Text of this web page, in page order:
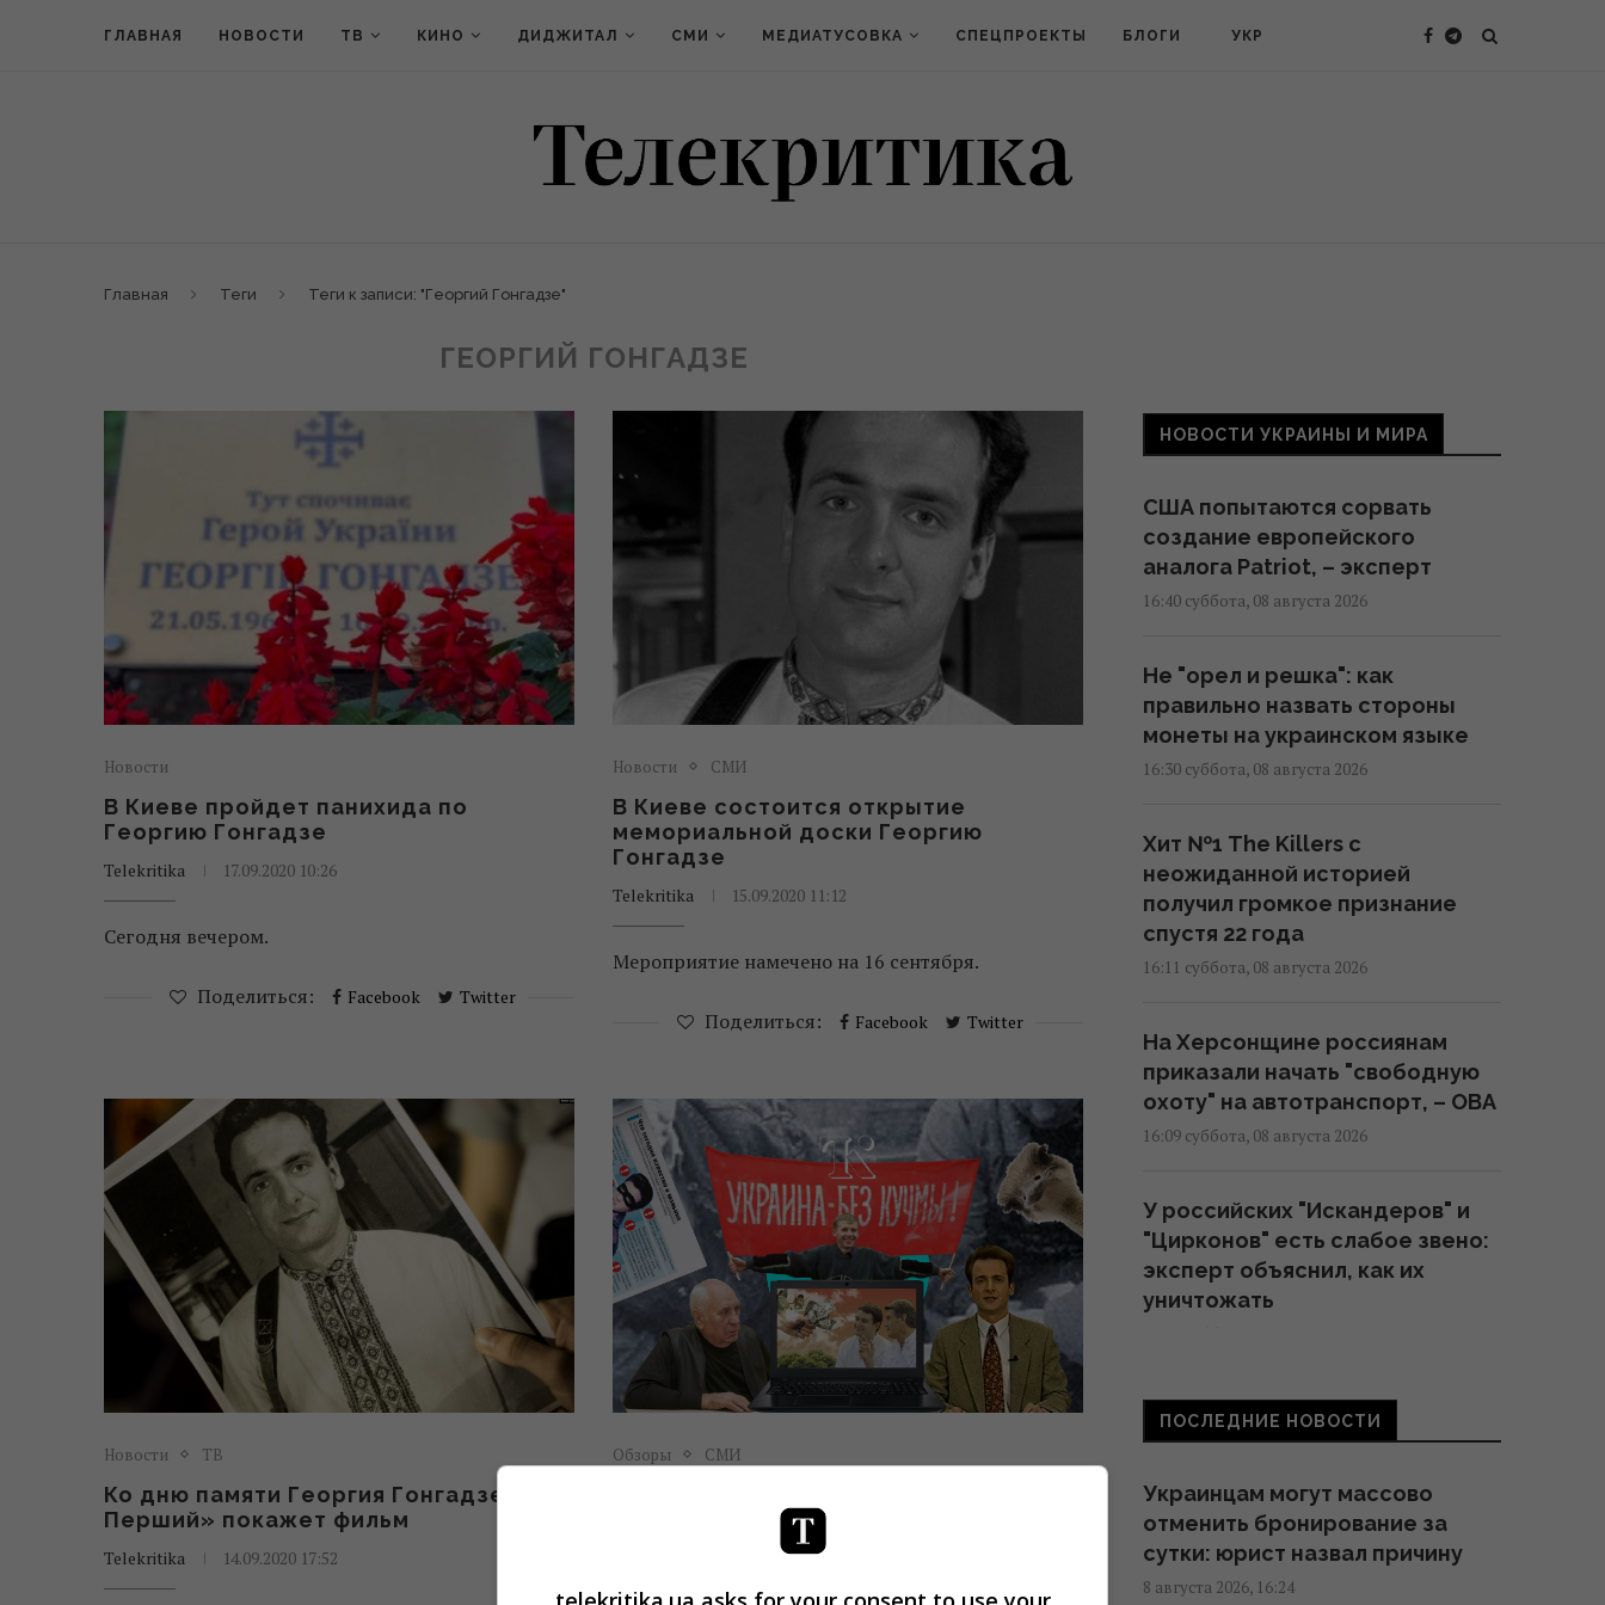
ГЛАВНАЯ НОВОСТИ ТВ КИНО ДИДЖИТАЛ СМИ МЕДИАТУСОВКА СПЕЦПРОЕКТЫ БЛОГИ УКР
Главная Теги Теги к записи: "Георгий Гонгадзе"
ГЕОРГИЙ ГОНГАДЗЕ
Новости
В Киеве пройдет панихида по
Георгию Гонгадзе
Telekritika 17.09.2020 10:26
Сегодня вечером.
Поделиться: Facebook Twitter
Новости СМИ
В Киеве состоится открытие
мемориальной доски Георгию
Гонгадзе
Telekritika 15.09.2020 11:12
Мероприятие намечено на 16 сентября.
Поделиться: Facebook Twitter
Новости ТВ
Ко дню памяти Георгия Гонгадзе «UA:
Перший» покажет фильм
Telekritika 14.09.2020 17:52
Обзоры СМИ
которые повлияли на историю
независимой Украины
НОВОСТИ УКРАИНЫ И МИРА
США попытаются сорвать
создание европейского
аналога Patriot, – эксперт
16:40 суббота, 08 августа 2026
Не "орел и решка": как
правильно назвать стороны
монеты на украинском языке
16:30 суббота, 08 августа 2026
Хит №1 The Killers с
неожиданной историей
получил громкое признание
спустя 22 года
16:11 суббота, 08 августа 2026
На Херсонщине россиянам
приказали начать "свободную
охоту" на автотранспорт, – ОВА
16:09 суббота, 08 августа 2026
У российских "Искандеров" и
"Цирконов" есть слабое звено:
эксперт объяснил, как их
уничтожать
Зачем Вучич пригласил
Зеленского в гости: NZZ
Сербии
15:57 суббота, 08 августа 2026
ПОСЛЕДНИЕ НОВОСТИ
Украинцам могут массово
отменить бронирование за
сутки: юрист назвал причину
8 августа 2026, 16:24